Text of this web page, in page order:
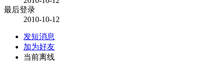
最后登录
2010-10-12
发短消息
加为好友
当前离线